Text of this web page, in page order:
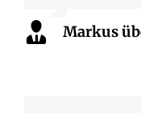
Markus